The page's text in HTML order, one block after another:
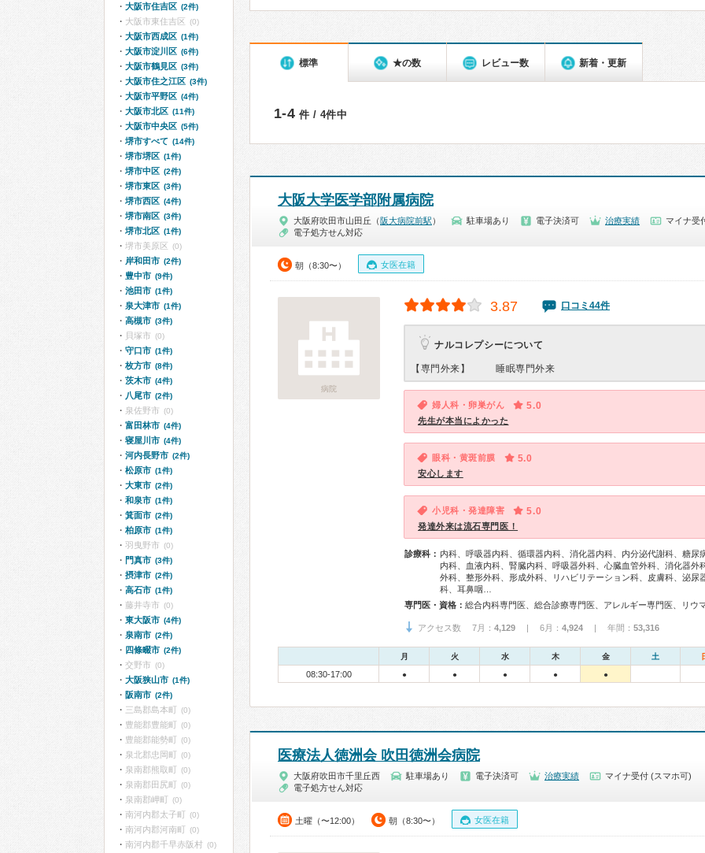
標準 ★の数 レビュー数 新着・更新
1-4 件 / 4件中
大阪大学医学部附属病院
大阪府吹田市山田丘（阪大病院前駅 ） 駐車場あり 電子決済可 治療実績
マイナ受
電子処方せん対応
朝（8:30〜） 女医在籍
病院
3.87 口コミ44件
ナルコレプシーについて
【専門外来】 睡眠専門外来
婦人科・卵巣がん 5.0
先生が本当によかった
眼科・黄斑前膜 5.0
安心します
小児科・発達障害 5.0
発達外来は流石専門医！
診療科： 内科、呼吸器内科、循環器内科、消化器内科、内分泌代謝科、糖尿
内科、血液内科、腎臓内科、呼吸器外科、心臓血管外科、消化器外
外科、整形外科、形成外科、リハビリテーション科、皮膚科、泌尿
科、耳鼻咽…
専門医・資格：
アクセス数 7月： 4,129 | 6月： 4,924 | 年間： 53,316
月 火 水 木 金 土
08:30-17:00 ● ● ● ● ●
医療法人徳洲会 吹田徳洲会病院
大阪府吹田市千里丘西 駐車場あり 電子決済可 治療実績
マイナ受付 (スマホ可)
電子処方せん対応
土曜（〜12:00） 朝（8:30〜） 女医在籍
大阪市住吉区 (2件)
大阪市東住吉区 (0)
大阪市西成区 (1件)
大阪市淀川区 (6件)
大阪市鶴見区 (3件)
大阪市住之江区 (3件)
大阪市平野区 (4件)
大阪市北区 (11件)
大阪市中央区 (5件)
堺市すべて (14件)
堺市堺区 (1件)
堺市中区 (2件)
堺市東区 (3件)
堺市西区 (4件)
堺市南区 (3件)
堺市北区 (1件)
堺市美原区 (0)
岸和田市 (2件)
豊中市 (9件)
池田市 (1件)
泉大津市 (1件)
高槻市 (3件)
貝塚市 (0)
守口市 (1件)
枚方市 (8件)
茨木市 (4件)
八尾市 (2件)
泉佐野市 (0)
富田林市 (4件)
寝屋川市 (4件)
河内長野市 (2件)
松原市 (1件)
大東市 (2件)
和泉市 (1件)
箕面市 (2件)
柏原市 (1件)
羽曳野市 (0)
門真市 (3件)
摂津市 (2件)
高石市 (1件)
藤井寺市 (0)
東大阪市 (4件)
泉南市 (2件)
四條畷市 (2件)
交野市 (0)
大阪狭山市 (1件)
阪南市 (2件)
三島郡島本町 (0)
豊能郡豊能町 (0)
豊能郡能勢町 (0)
泉北郡忠岡町 (0)
泉南郡熊取町 (0)
泉南郡田尻町 (0)
泉南郡岬町 (0)
南河内郡太子町 (0)
南河内郡河南町 (0)
南河内郡千早赤阪村 (0)